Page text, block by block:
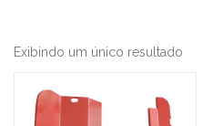
Exibindo um único resultado